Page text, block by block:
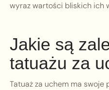
wyraz wartości bliskich ich
Jakie są
tatuażu za
Tatuaż za uchem ma